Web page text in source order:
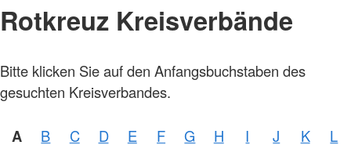
Rotkreuz Kreisverbände
Bitte klicken Sie auf den Anfangsbuchstaben des
gesuchten Kreisverbandes.
A B C D E F G H I J K
L